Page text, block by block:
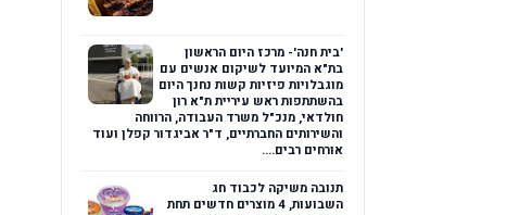
'בית חנה'- מרכז היום הראשון
בת"א המיועד לשיקום אנשים עם
מוגבלויות פיזיות קשות נחנך היום
בהשתתפות ראש עיריית ת"א רון
חולדאי, מנכ"ל משרד העבודה, הרווחה
והשירותים החברתיים, ד"ר אביגדור קפלן ועוד
אורחים רבים....
תנובה משיקה לכבוד חג
השבועות, 4 מוצרים חדשים תחת